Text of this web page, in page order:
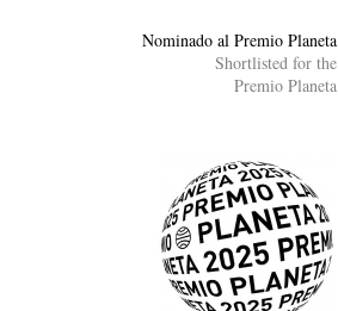
Nominado al Premio Planeta
Shortlisted for the
Premio Planeta